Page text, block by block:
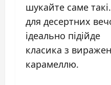
шукайте саме
для десертних
ідеально підійде
класика з
карамеллю.